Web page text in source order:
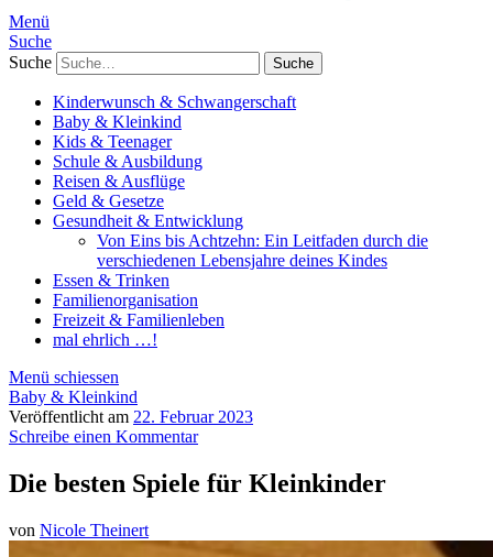
Menü
Suche
Suche
Kinderwunsch & Schwangerschaft
Baby & Kleinkind
Kids & Teenager
Schule & Ausbildung
Reisen & Ausflüge
Geld & Gesetze
Gesundheit & Entwicklung
Von Eins bis Achtzehn: Ein Leitfaden durch die
verschiedenen Lebensjahre deines Kindes
Essen & Trinken
Familienorganisation
Freizeit & Familienleben
mal ehrlich …!
Menü schiessen
Baby & Kleinkind
Veröffentlicht am 22. Februar 2023
Schreibe einen Kommentar
Die besten Spiele für Kleinkinder
von Nicole Theinert